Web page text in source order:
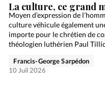
La culture, ce grand
Moyen d’expression de
culture véhicule également
importe pour le chrétien de
théologien luthérien Paul
Francis-George Sarpédon
10 Juil 2026